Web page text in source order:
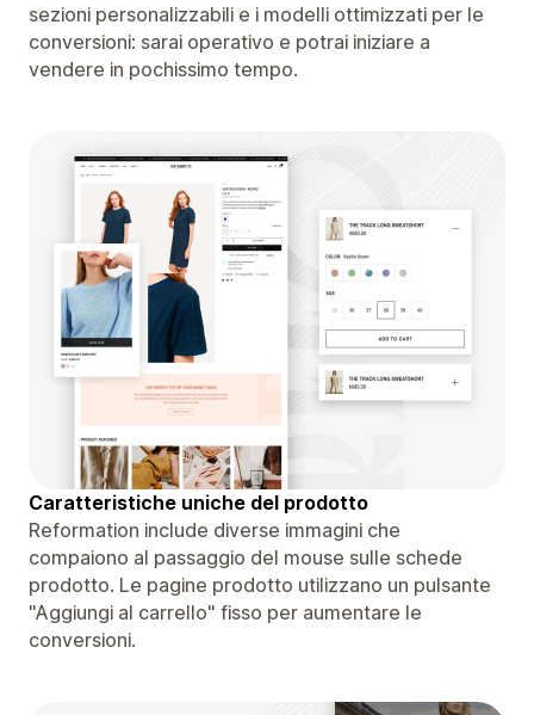
sezioni personalizzabili e i modelli ottimizzati per le
conversioni: sarai operativo e potrai iniziare a
vendere in pochissimo tempo.
Caratteristiche uniche del prodotto
Reformation include diverse immagini che
compaiono al passaggio del mouse sulle schede
prodotto. Le pagine prodotto utilizzano un pulsante
"Aggiungi al carrello" fisso per aumentare le
conversioni.